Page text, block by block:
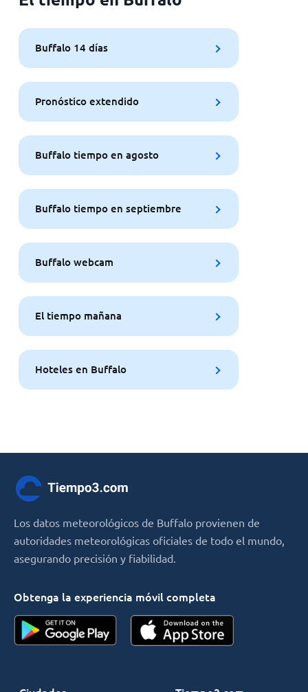
Buffalo 14 días
Pronóstico extendido
Buffalo tiempo en agosto
Buffalo tiempo en septiembre
Buffalo webcam
El tiempo mañana
Hoteles en Buffalo
Los datos meteorológicos de Buffalo provienen de
autoridades meteorológicas oficiales de todo el mundo,
asegurando precisión y fiabilidad.
Obtenga la experiencia móvil completa